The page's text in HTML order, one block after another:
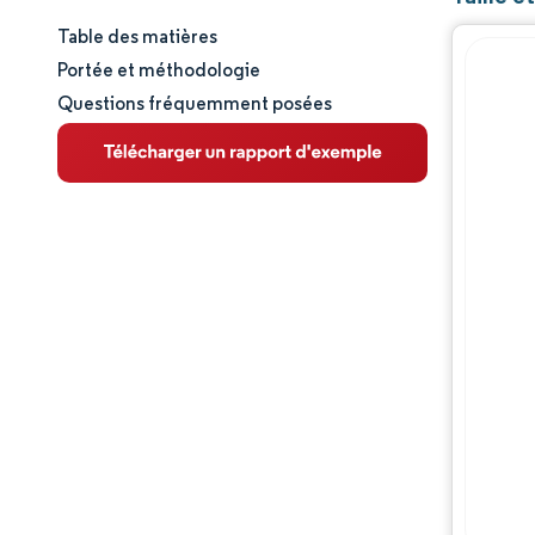
Taille et part de marché
Analyse du marché
Tendances et perspectives
Table des matières
Portée et méthodologie
Questions fréquemment posées